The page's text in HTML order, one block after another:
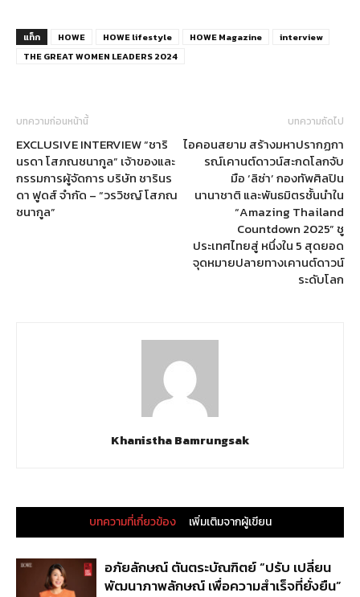
แท็ก HOWE HOWE lifestyle HOWE Magazine
interview
THE GREAT WOMEN LEADERS 2024
บทความก่อนหน้านี้
EXCLUSIVE INTERVIEW “ชาริ
นรดา โสภณชนากูล” เจ้าของและ
กรรมการผู้จัดการ บริษัท ชารินร
ดา ฟูดส์ จํากัด – “วรวิชญ์ โสภณ
ชนากูล”
บทความถัดไป
ไอคอนสยาม สร้างมหาปรากฏกา
รณ์เคานต์ดาวน์สะกดโลกจับ
มือ ‘ลิซ่า’ กองทัพศิลปิน
นานาชาติ และพันธมิตรชั้นนำใน
“Amazing Thailand
Countdown 2025” ชู
ประเทศไทยสู่ หนึ่งใน 5 สุดยอด
จุดหมายปลายทางเคานต์ดาวน์
ระดับโลก
Khanistha Bamrungsak
บทความที่เกี่ยวข้อง เพิ่มเติมจากผู้เขียน
อภัยลักษณ์ ตันตระบัณฑิตย์ “ปรับ เปลี่ยน
พัฒนาภาพลักษณ์ เพื่อความสำเร็จที่ยั่งยืน”